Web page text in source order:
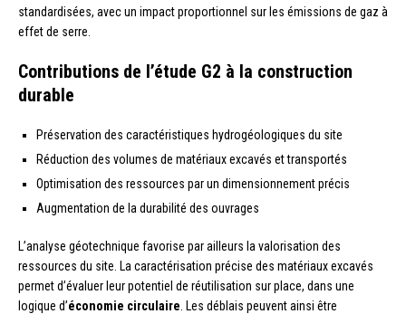
standardisées, avec un impact proportionnel sur les émissions de gaz à
effet de serre.
Contributions de l’étude G2 à la construction
durable
Préservation des caractéristiques hydrogéologiques du site
Réduction des volumes de matériaux excavés et transportés
Optimisation des ressources par un dimensionnement précis
Augmentation de la durabilité des ouvrages
L’analyse géotechnique favorise par ailleurs la valorisation des
ressources du site. La caractérisation précise des matériaux excavés
permet d’évaluer leur potentiel de réutilisation sur place, dans une
logique d’économie circulaire . Les déblais peuvent ainsi être